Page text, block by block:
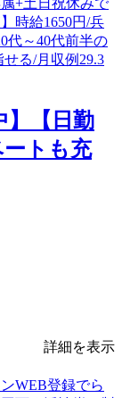
】【日勤
トも充
詳細を表示